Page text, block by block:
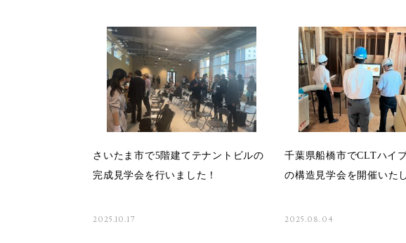
さいたま市で5階建てテナントビルの
完成見学会を行いました！
2025.10.17
千葉県船橋市でCLTハイ
の構造見学会を開催いた
2025.08.04